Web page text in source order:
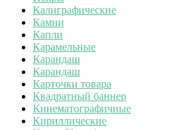
Калиграфические
Камни
Капли
Карамельные
Карандаш
Карандаш
Карточки товара
Квадратный баннер
Кинематографичные
Кириллические